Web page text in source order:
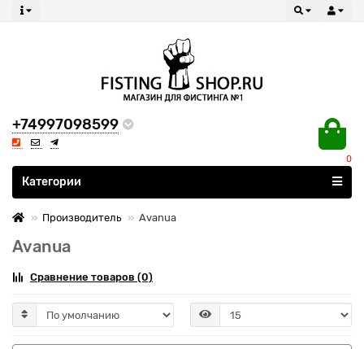
+74997098599
0
Все категории
Категории
Производитель Avanua
Avanua
Сравнение товаров (0)